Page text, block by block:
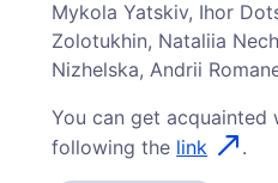
Mykola Yatskiv, Ihor
Zolotukhin, Nataliia
Nizhelska, Andrii
You can get
following the link .